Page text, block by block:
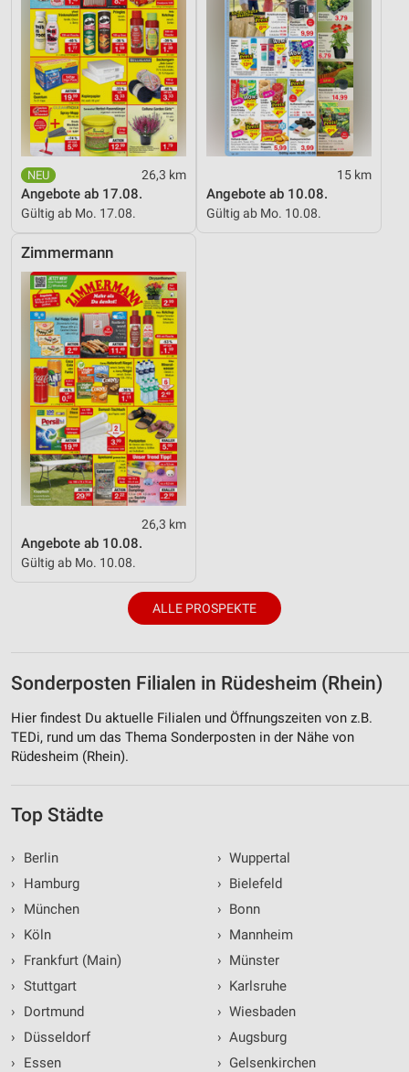
26,3 km
Angebote ab 17.08.
Gültig ab Mo. 17.08.
15 km
Angebote ab 10.08.
Gültig ab Mo. 10.08.
Zimmermann
26,3 km
Angebote ab 10.08.
Gültig ab Mo. 10.08.
ALLE PROSPEKTE
Sonderposten Filialen in Rüdesheim (Rhein)
Hier findest Du aktuelle Filialen und Öffnungszeiten von z.B.
TEDi, rund um das Thema Sonderposten in der Nähe von
Rüdesheim (Rhein).
Top Städte
›
Berlin
›
Hamburg
›
München
›
Köln
›
Frankfurt (Main)
› Stuttgart
›
Dortmund
›
Düsseldorf
›
Essen
› Wuppertal
› Bielefeld
› Bonn
› Mannheim
› Münster
› Karlsruhe
› Wiesbaden
› Augsburg
› Gelsenkirchen